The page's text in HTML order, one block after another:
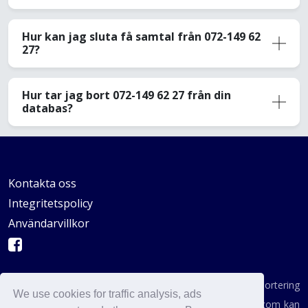
We use cookies for traffic analysis, ads
Hur kan jag sluta få samtal från 072-149 62
27?
Hur tar jag bort 072-149 62 27 från din
databas?
Kontakta oss
Integritetspolicy
Användarvillkor
AVSKYDANDE: Vi är inte en byrå för konsumentrapportering
enligt definitionen i någon statlig institution. AvoidCaller.com kan